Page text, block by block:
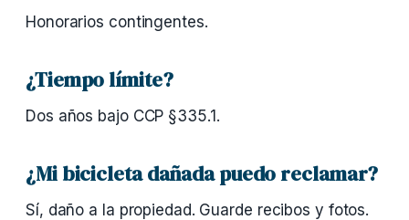
Honorarios contingentes.
¿Tiempo límite?
Dos años bajo CCP §335.1.
¿Mi bicicleta dañada puedo reclamar?
Sí, daño a la propiedad. Guarde recibos y fotos.